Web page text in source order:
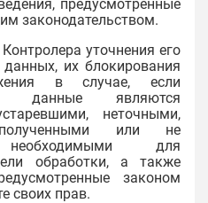
предусмотренные
законодательством.
уточнения его
данных, их блокирования
в случае, если
данные являются
неточными,
или не
для
обработки, а также
законом
своих прав.